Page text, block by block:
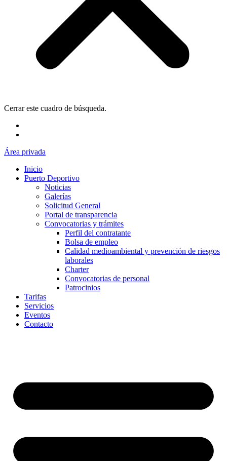
Cerrar este cuadro de búsqueda.
Área privada
Inicio
Puerto Deportivo
Noticias
Galerías
Solicitud General
Portal de transparencia
Convocatorias y trámites
Perfil del contratante
Bolsa de empleo
Calidad medioambiental y prevención de riesgos
laborales
Charter
Convocatorias de personal
Patrocinios
Tarifas
Servicios
Eventos
Contacto